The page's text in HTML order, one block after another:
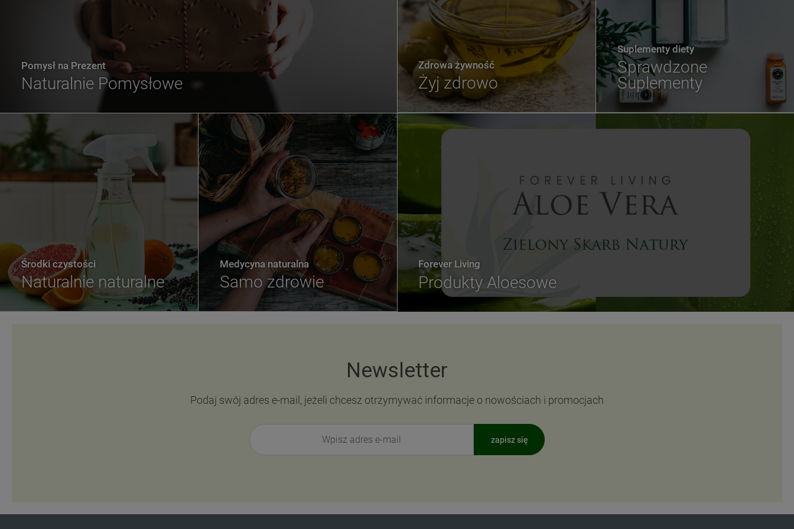
Pomysł na Prezent
Naturalnie Pomysłowe
Zdrowa żywność
Żyj zdrowo
Suplementy diety
Sprawdzone
Suplementy
Forever Living
Produkty Aloesowe
Środki czystości
Naturalnie naturalne
Medycyna naturalna
Samo zdrowie
Newsletter
Podaj swój adres e-mail, jeżeli chcesz otrzymywać informacje o nowościach i promocjach
zapisz się